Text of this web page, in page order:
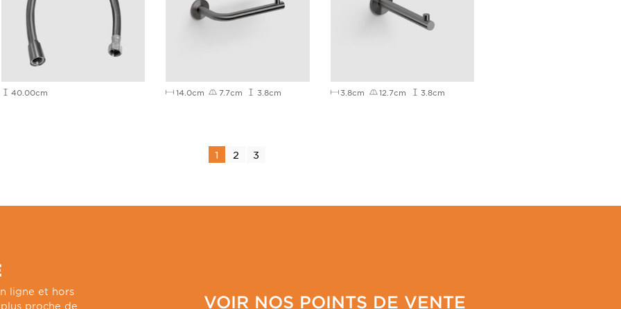
40.00cm 14.0cm 7.7cm 3.8cm 3.8cm 12.7cm 3.8cm
1 2 3
ligne et hors
proche de
VOIR NOS POINTS DE VENTE